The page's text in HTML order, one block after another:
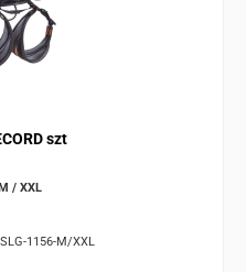
szt
/ XXL
SLG-1156-M/XXL